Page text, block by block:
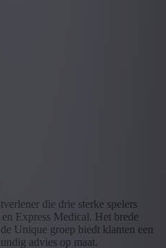
die drie sterke spelers
Express Medical. Het brede
Unique groep biedt klanten een
advies op maat.